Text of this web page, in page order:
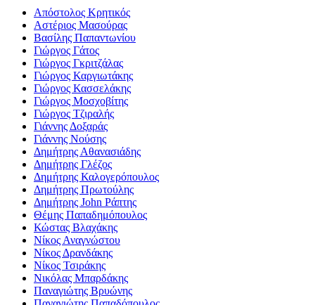
Απόστολος Κρητικός
Αστέριος Μασούρας
Βασίλης Παπαντωνίου
Γιώργος Γάτος
Γιώργος Γκριτζάλας
Γιώργος Καργιωτάκης
Γιώργος Κασσελάκης
Γιώργος Μοσχοβίτης
Γιώργος Τζιραλής
Γιάννης Δοξαράς
Γιάννης Νούσης
Δημήτρης Αθανασιάδης
Δημήτρης Γλέζος
Δημήτρης Καλογερόπουλος
Δημήτρης Πρωτούλης
Δημήτρης John Ράπτης
Θέμης Παπαδημόπουλος
Κώστας Βλαχάκης
Νίκος Αναγνώστου
Νίκος Δρανδάκης
Νίκος Τσιράκης
Νικόλας Μπαρδάκης
Παναγιώτης Βρυώνης